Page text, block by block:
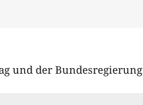
und der Bundesregierung